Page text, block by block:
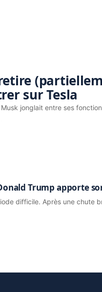
sur Tesla
jonglait entre ses
Trump apporte
difficile. Après une chute